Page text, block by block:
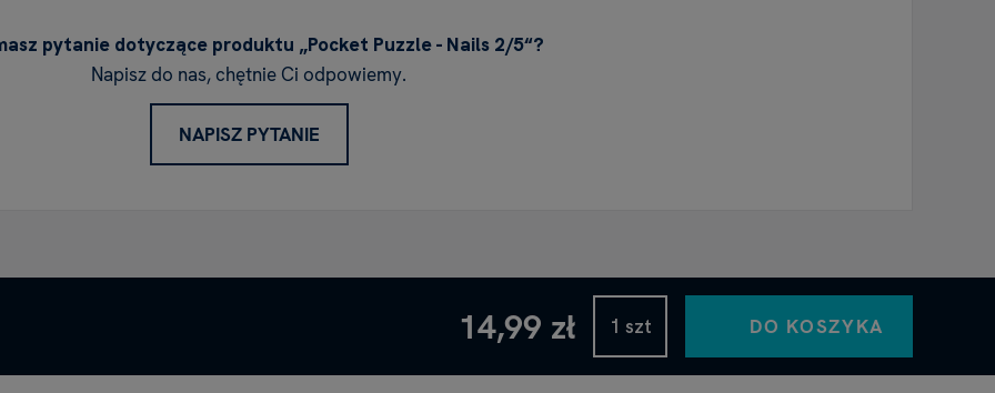
pytanie dotyczące produktu „Pocket Puzzle - Nails 2/5“?
Napisz do nas, chętnie Ci odpowiemy.
NAPISZ PYTANIE
14,99 zł DO KOSZYKA